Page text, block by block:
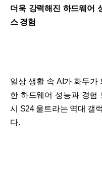
더욱 강력해진 하드웨어
스 경험
일상 생활 속 AI가 화두가
한 하드웨어 성능과 경험
시 S24 울트라는 역대 갤
다.